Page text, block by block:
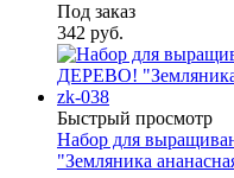
Под заказ
342 руб.
Быстрый просмотр
Набор для
"Земляника